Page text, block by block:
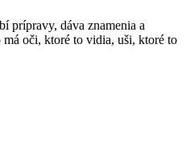
prípravy, dáva znamenia a
oči, ktoré to vidia, uši, ktoré to